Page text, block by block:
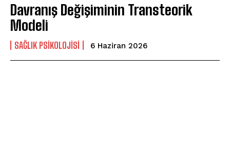
Gizlilik politikasınıokudum, onaylıyorum.
Davranış Değişiminin Transteorik
Modeli
SAĞLIK PSIKOLOJISI 6 Haziran 2026